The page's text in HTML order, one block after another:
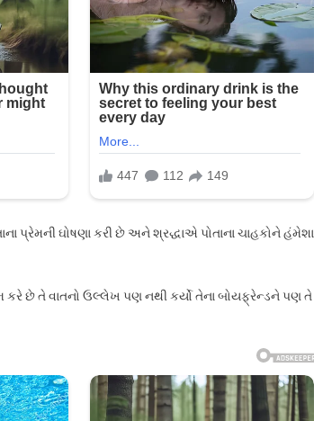
પ્રેમની ઘોષણા કરી છે અને શ્રદ્ધાએ પોતાના ચાહકોને હંમેશા
કરે છે તે વાતનો ઉલ્લેખ પણ નથી કર્યો તેના બોયફ્રેન્ડને પણ તે